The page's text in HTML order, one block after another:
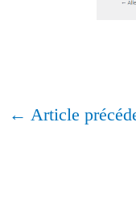
← Article